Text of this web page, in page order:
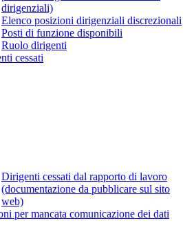
dirigenziali)
Elenco posizioni dirigenziali discrezionali
Posti di funzione disponibili
Ruolo dirigenti
cessati
Dirigenti cessati dal rapporto di lavoro
(documentazione da pubblicare sul sito
web)
per mancata comunicazione dei dati